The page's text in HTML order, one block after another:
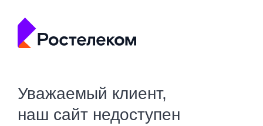
Уважаемый клиент,
наш сайт недоступен